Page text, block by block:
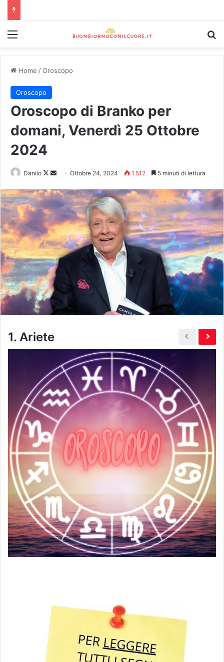
Home /Oroscopo
Oroscopo
Oroscopo di Branko per
domani, Venerdì 25 Ottobre
2024
Danilo Ottobre 24, 2024 1.512 5 minuti di lettura
1. Ariete